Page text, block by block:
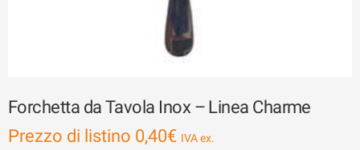
Forchetta da Tavola Inox – Linea Charme
Prezzo di listino 0,40€